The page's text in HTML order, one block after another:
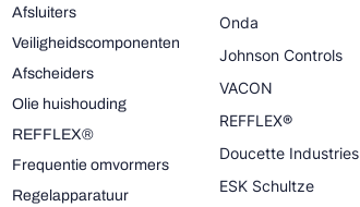
Afsluiters
Veiligheidscomponenten
Afscheiders
Olie huishouding
REFFLEX®
Frequentie omvormers
Regelapparatuur
Onda
Johnson Controls
VACON
REFFLEX®
Doucette Industries
ESK Schultze